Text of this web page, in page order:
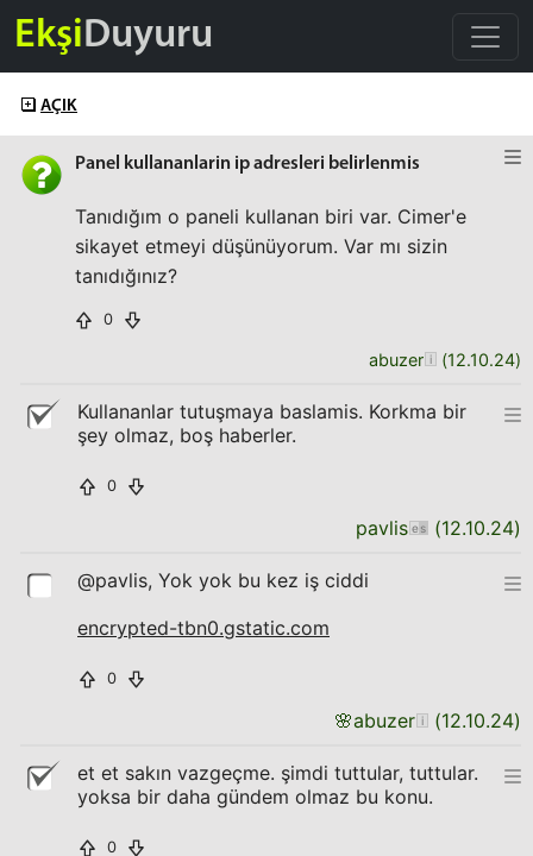
EkşiDuyuru
AÇIK
Panel kullananlarin ip adresleri belirlenmis
Tanıdığım o paneli kullanan biri var. Cimer'e
sikayet etmeyi düşünüyorum. Var mı sizin
tanıdığınız?
0
abuzer (12.10.24)
Kullananlar tutuşmaya baslamis. Korkma bir
şey olmaz, boş haberler.
0
pavlis (12.10.24)
@pavlis, Yok yok bu kez iş ciddi
encrypted-tbn0.gstatic.com
0
🌸abuzer (12.10.24)
et et sakın vazgeçme. şimdi tuttular, tuttular.
yoksa bir daha gündem olmaz bu konu.
0